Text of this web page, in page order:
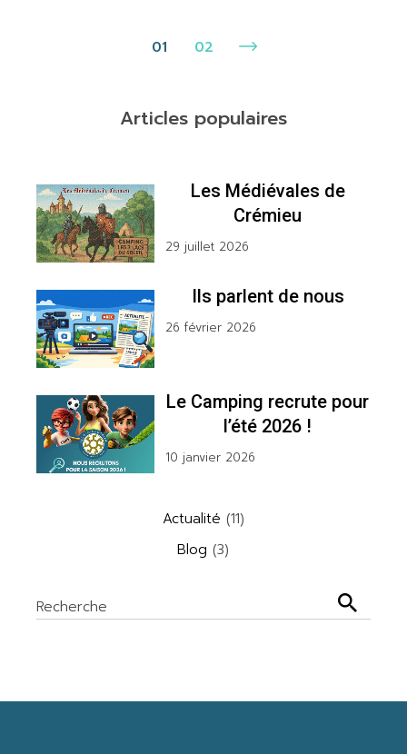
Pagination
publications
01 02
Articles populaires
Les Médiévales de
Crémieu
29 juillet 2026
Ils parlent de nous
26 février 2026
Le Camping recrute pour
l’été 2026 !
10 janvier 2026
Actualité (11)
Blog (3)